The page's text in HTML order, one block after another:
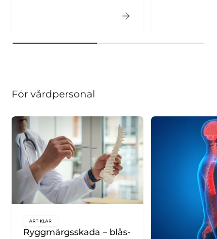
För vårdpersonal
Ryggmärgsskada – blås-
key:global.content-type:
ARTIKLAR